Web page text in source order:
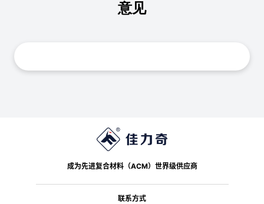
意见
成为先进复合材料（ACM）世界级供应商
联系方式